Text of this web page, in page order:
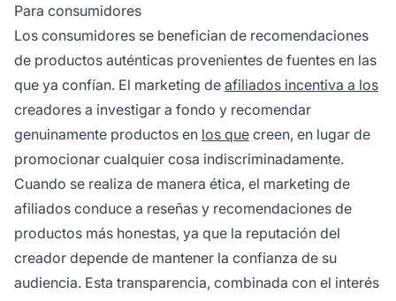
Para consumidores
Los consumidores se benefician de recomendaciones
de productos auténticas provenientes de fuentes en las
que ya confían. El marketing de afiliados incentiva a los
creadores a investigar a fondo y recomendar
genuinamente productos en los que creen, en lugar de
promocionar cualquier cosa indiscriminadamente.
Cuando se realiza de manera ética, el marketing de
afiliados conduce a reseñas y recomendaciones de
productos más honestas, ya que la reputación del
creador depende de mantener la confianza de su
audiencia. Esta transparencia, combinada con el interés